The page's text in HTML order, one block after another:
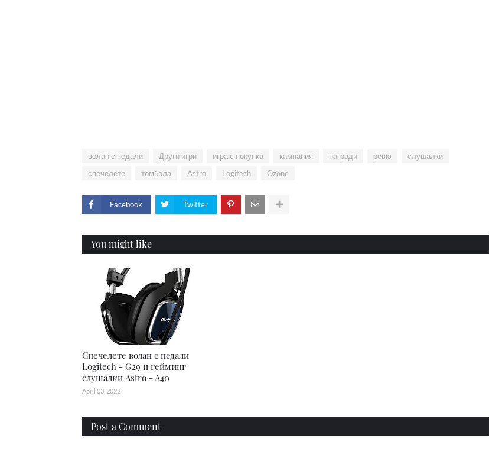
волан с педали Други игри игра с покупка кампания награди ревю
слушалки
спечелете
томбола Astro Logitech Ozone
Facebook Twitter
You might like
Спечелете волан с педали
Logitech - G29 и гейминг
слушалки Astro - A40
April 03, 2022
Post a Comment